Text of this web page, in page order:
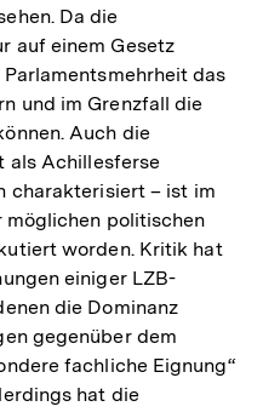
Da die
auf einem Gesetz
das
und im Grenzfall die
Auch die
als Achillesferse
charakterisiert – ist im
möglichen politischen
worden. Kritik hat
einiger LZB-
die Dominanz
gegenüber dem
fachliche Eignung“
hat die